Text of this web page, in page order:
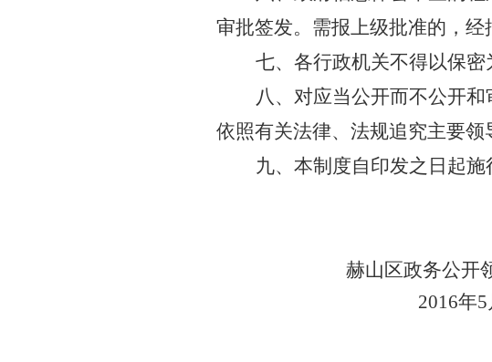
审批签发。需报上级批准的，经
七、各行政机关不得以保密
八、对应当公开而不公开
依照有关法律、法规追究主要领
九、本制度自印发之日起施
赫山区政务公开领导
2016年5月